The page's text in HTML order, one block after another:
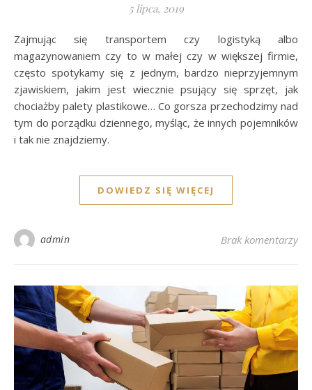
5 lipca, 2019
Zajmując się transportem czy logistyką albo
magazynowaniem czy to w małej czy w większej firmie,
często spotykamy się z jednym, bardzo nieprzyjemnym
zjawiskiem, jakim jest wiecznie psujący się sprzęt, jak
chociażby palety plastikowe… Co gorsza przechodzimy nad
tym do porządku dziennego, myśląc, że innych pojemników
i tak nie znajdziemy.
DOWIEDZ SIĘ WIĘCEJ
admin Brak komentarzy